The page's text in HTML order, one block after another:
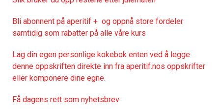
Bli abonnent på aperitif + og oppnå store fordeler
samtidig som rabatter på alle våre kurs
Lag din egen personlige kokebok enten ved å legge
denne oppskriften direkte inn fra aperitif.nos oppskrifter
eller komponere dine egne.
Få dagens rett som nyhetsbrev